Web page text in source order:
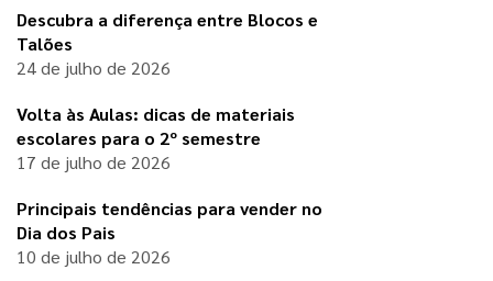
Descubra a diferença entre Blocos e
Talões
24 de julho de 2026
Volta às Aulas: dicas de materiais
escolares para o 2º semestre
17 de julho de 2026
Principais tendências para vender no
Dia dos Pais
10 de julho de 2026